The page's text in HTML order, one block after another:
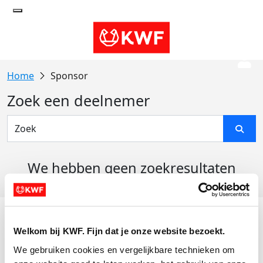
Welkom bij KWF. Fijn dat je onze website bezoekt.
We gebruiken cookies en vergelijkbare technieken om
Sponsor
Zoek een deelnemer
We hebben geen zoekresultaten
Actiematerialen
Evenementen